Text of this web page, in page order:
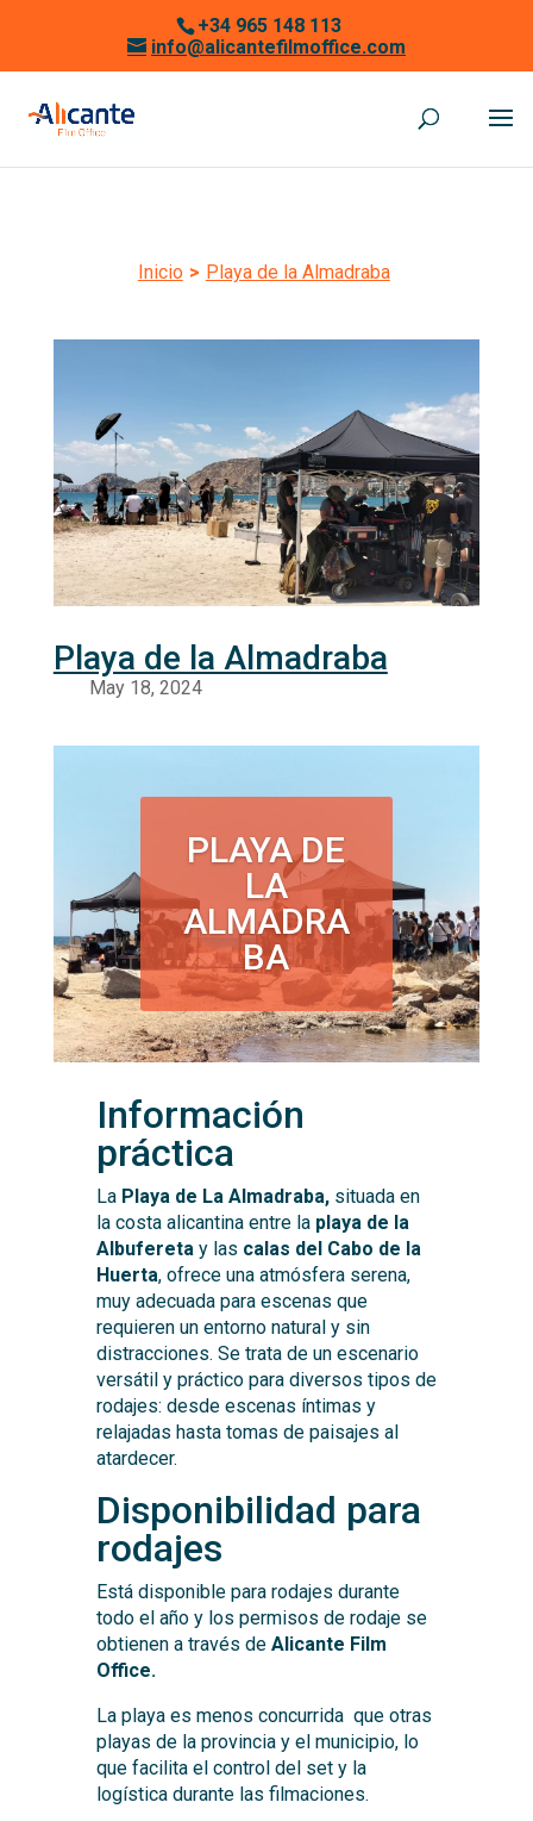
+34 965 148 113
info@alicantefilmoffice.com
Inicio > Playa de la Almadraba
Playa de la Almadraba
PLAYA DE
LA
ALMADRA
BA
Información
práctica
La Playa de La Almadraba,situada en
la costa alicantina entre laplaya de la
Albuferetay las calas del Cabo de la
Huerta, ofrece una atmósfera serena,
muy adecuada para escenas que
requieren un entorno natural y sin
distracciones. Se trata de un escenario
versátil y práctico para diversos tipos de
rodajes: desde escenas íntimas y
relajadas hasta tomas de paisajes al
atardecer.
Disponibilidad para
rodajes
Está disponible para rodajes durante
todo el año y los permisos de rodaje se
obtienen a través deAlicante Film
Office.
La playa es menos concurrida que otras
playas de la provincia y el municipio, lo
que facilita el control del set y la
logística durante las filmaciones.